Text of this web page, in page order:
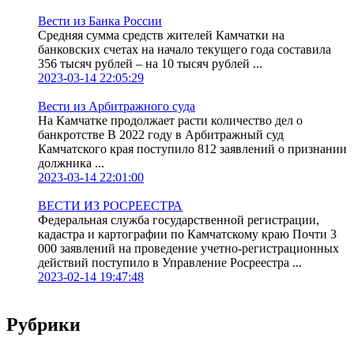
Вести из Банка России
Средняя сумма средств жителей Камчатки на
банковских счетах на начало текущего года составила
356 тысяч рублей – на 10 тысяч рублей ...
2023-03-14 22:05:29
Вести из Арбитражного суда
На Камчатке продолжает расти количество дел о
банкротстве В 2022 году в Арбитражный суд
Камчатского края поступило 812 заявлений о признании
должника ...
2023-03-14 22:01:00
ВЕСТИ ИЗ РОСРЕЕСТРА
Федеральная служба государственной регистрации,
кадастра и картографии по Камчатскому краю Почти 3
000 заявлений на проведение учетно-регистрационных
действий поступило в Управление Росреестра ...
2023-02-14 19:47:48
Рубрики